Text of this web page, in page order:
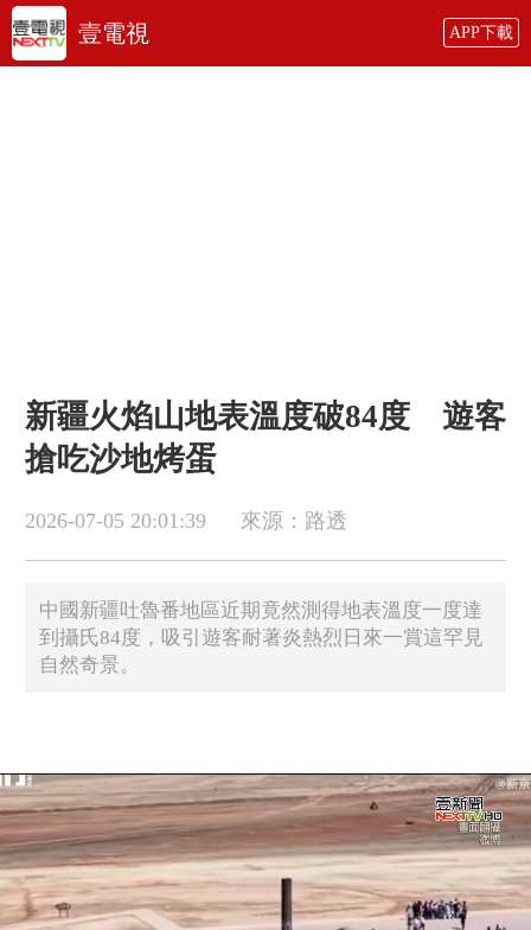
壹電視 APP下載
新疆火焰山地表溫度破84度 遊客
搶吃沙地烤蛋
2026-07-05 20:01:39 來源：路透
中國新疆吐魯番地區近期竟然測得地表溫度一度達
到攝氏84度，吸引遊客耐著炎熱烈日來一賞這罕見
自然奇景。